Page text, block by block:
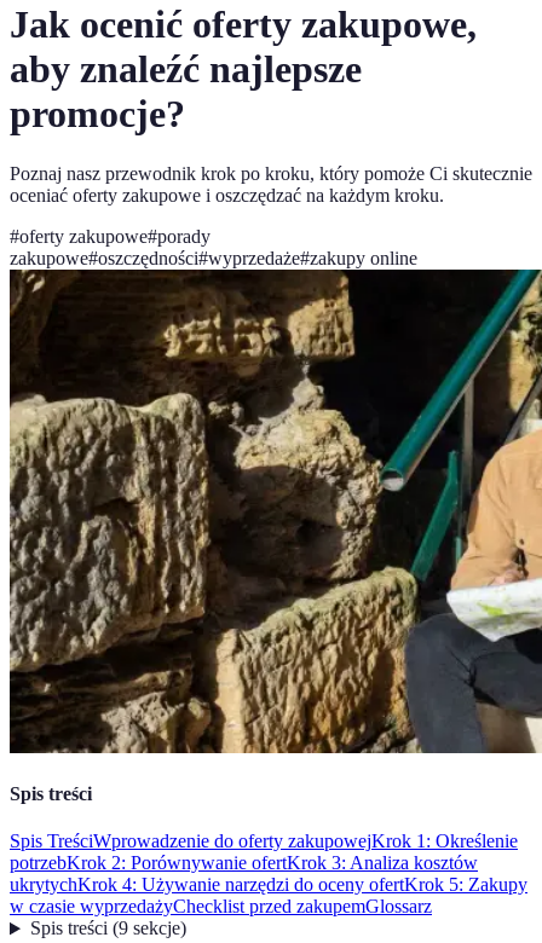
Jak ocenić oferty zakupowe,
aby znaleźć najlepsze
promocje?
Poznaj nasz przewodnik krok po kroku, który pomoże Ci skutecznie
oceniać oferty zakupowe i oszczędzać na każdym kroku.
#oferty zakupowe#porady
zakupowe#oszczędności#wyprzedaże#zakupy online
Spis treści
Spis TreściWprowadzenie do oferty zakupowejKrok 1: Określenie
potrzebKrok 2: Porównywanie ofertKrok 3: Analiza kosztów
ukrytychKrok 4: Używanie narzędzi do oceny ofertKrok 5: Zakupy
w czasie wyprzedażyChecklist przed zakupemGlossarz
Spis treści(9 sekcje)